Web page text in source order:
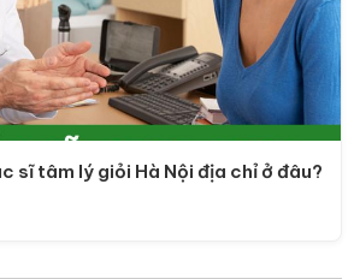
sĩ tâm lý giỏi Hà Nội địa chỉ ở đâu?